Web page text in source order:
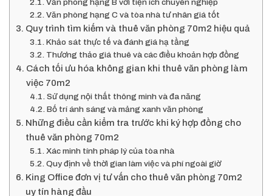
Văn phòng hạng B với tiện ích chuyên nghiệp
Văn phòng hạng C và tòa nhà tư nhân giá tốt
Quy trình tìm kiếm và thuê văn phòng 70m2 hiệu quả
Khảo sát thực tế và đánh giá hạ tầng
Thương thảo giá thuê và các điều khoản hợp đồng
Cách tối ưu hóa không gian khi thuê văn phòng làm
việc 70m2
Sử dụng nội thất thông minh và đa năng
Bố trí ánh sáng và mảng xanh văn phòng
Những điều cần kiểm tra trước khi ký hợp đồng cho
thuê văn phòng 70m2
Xác minh tính pháp lý của tòa nhà
Quy định về thời gian làm việc và phí ngoài giờ
King Office đơn vị tư vấn cho thuê văn phòng 70m2
uy tín hàng đầu